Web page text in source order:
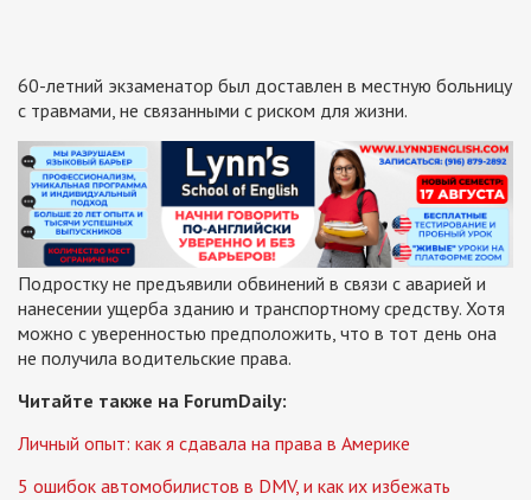
60-летний экзаменатор был доставлен в местную больницу
с травмами, не связанными с риском для жизни.
Подростку не предъявили обвинений в связи с аварией и
нанесении ущерба зданию и транспортному средству. Хотя
можно с уверенностью предположить, что в тот день она
не получила водительские права.
Читайте также на ForumDaily:
Личный опыт: как я сдавала на права в Америке
5 ошибок автомобилистов в DMV, и как их избежать